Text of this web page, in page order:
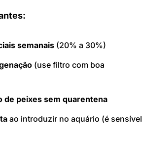
semanais (20% a 30%)
(use filtro com boa
de peixes sem quarentena
ao introduzir no aquário (é sensível